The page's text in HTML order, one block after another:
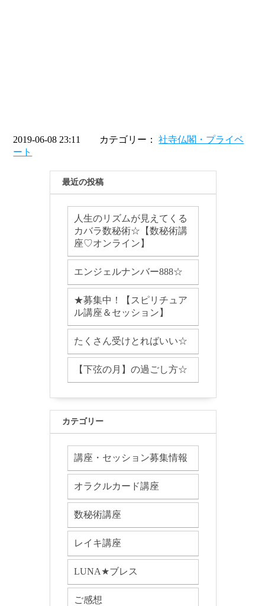
2019-06-08 23:11 カテゴリー：社寺仏閣・プライベ
ート
最近の投稿
人生のリズムが見えてくる
カバラ数秘術☆【数秘術講
座♡オンライン】
エンジェルナンバー888☆
★募集中！【スピリチュア
ル講座＆セッション】
たくさん受けとればいい☆
【下弦の月】の過ごし方☆
カテゴリー
講座・セッション募集情報
オラクルカード講座
数秘術講座
レイキ講座
LUNA★ブレス
ご感想